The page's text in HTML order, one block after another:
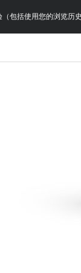
包括使用您的浏览历